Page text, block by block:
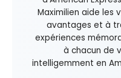
Maximilien aide les
avantages et à
expériences
à chacun de
intelligemment en